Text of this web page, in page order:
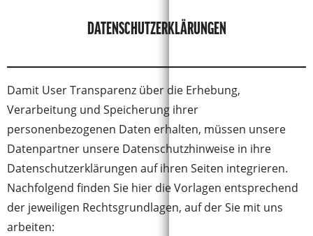
DATENSCHUTZERKLÄRUNGEN
Damit User Transparenz über die Erhebung,
Verarbeitung und Speicherung ihrer
personenbezogenen Daten erhalten, müssen unsere
Datenpartner unsere Datenschutzhinweise in ihre
Datenschutzerklärungen auf ihren Seiten integrieren.
Nachfolgend finden Sie hier die Vorlagen entsprechend
der jeweiligen Rechtsgrundlagen, auf der Sie mit uns
arbeiten: